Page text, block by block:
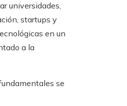
universidades,
startups y
en un
a la
se